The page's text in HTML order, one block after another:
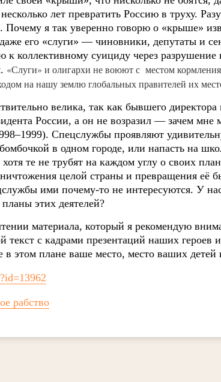
лет превратить Россию в труху.
Почему я так уверенно говорю о «крыше»
его «слуги» — чиновники, депутаты и
к коллективному суициду через разрушение
«Слуги» и олигархи не воюют с местом
на нашу землю глобальных правителей их
велика, так как бывшего директора
России, а он не возразил — зачем мне
Спецслужбы проявляют
в одном городе, или напасть на
те не трубят на каждом углу о своих
целой страны и превращения её
ими почему-то не интересуются. У
этих деятелей?
материала, который я рекомендую
текст с кадрами презентаций наших героев
в этом плане ваше место, место ваших детей
рабство